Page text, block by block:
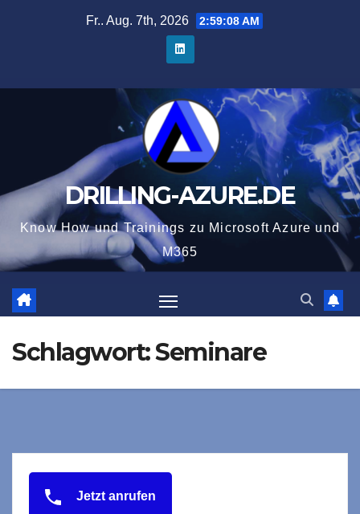
Fr.. Aug. 7th, 2026 2:59:08 AM
DRILLING-AZURE.DE
Know How und Trainings zu Microsoft Azure und
M365
Schlagwort:Seminare
Jetzt anrufen